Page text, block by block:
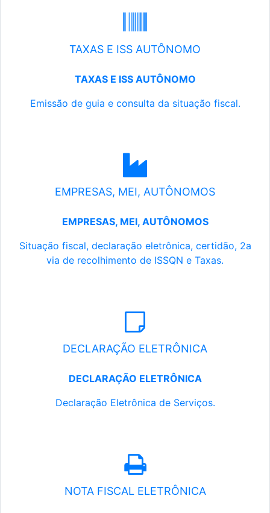
TAXAS E ISS AUTÔNOMO
TAXAS E ISS AUTÔNOMO
Emissão de guia e consulta da situação fiscal.
EMPRESAS, MEI, AUTÔNOMOS
EMPRESAS, MEI, AUTÔNOMOS
Situação fiscal, declaração eletrônica, certidão, 2a
via de recolhimento de ISSQN e Taxas.
DECLARAÇÃO ELETRÔNICA
DECLARAÇÃO ELETRÔNICA
Declaração Eletrônica de Serviços.
NOTA FISCAL ELETRÔNICA